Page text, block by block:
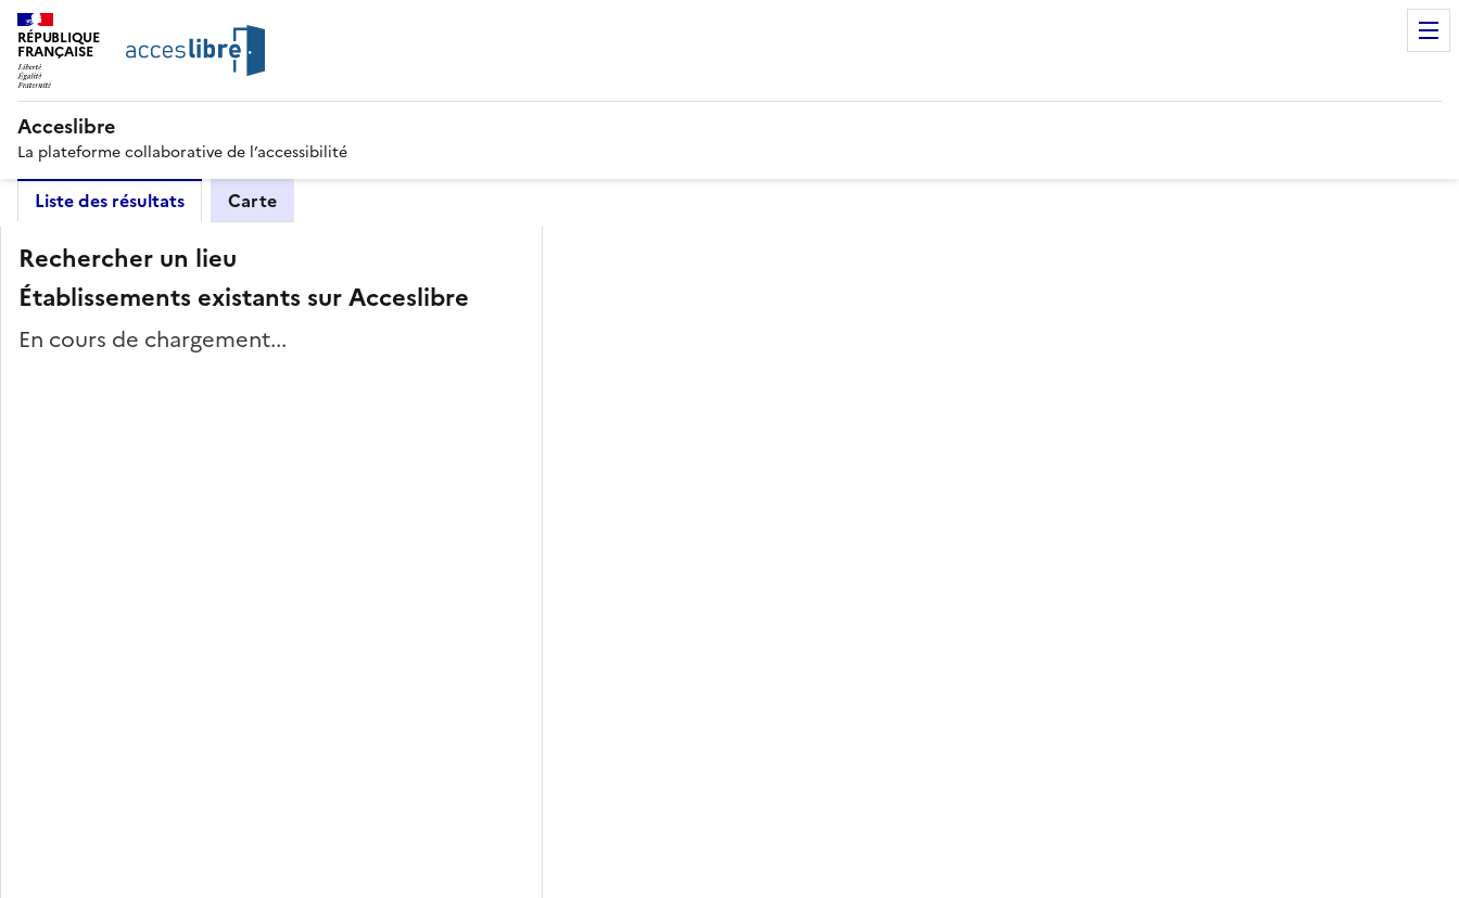
RÉPUBLIQUE
FRANÇAISE
Acceslibre
La plateforme collaborative de l’accessibilité
Liste des résultats Carte
Rechercher un lieu
Établissements existants sur Acceslibre
En cours de chargement...